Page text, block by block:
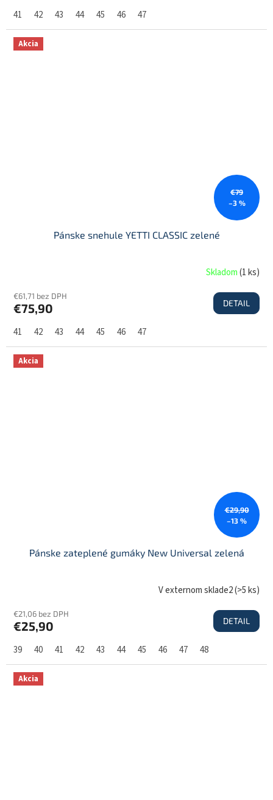
41 42 43 44 45 46 47
Akcia
€79
–3 %
Pánske snehule YETTI CLASSIC zelené
Skladom(1 ks)
€61,71 bez DPH
€75,90 DETAIL
41 42 43 44 45 46 47
Akcia
€29,90
–13 %
Pánske zateplené gumáky New Universal zelená
V externom sklade2(>5 ks)
€21,06 bez DPH
€25,90 DETAIL
39 40 41 42 43 44 45 46 47 48
Akcia